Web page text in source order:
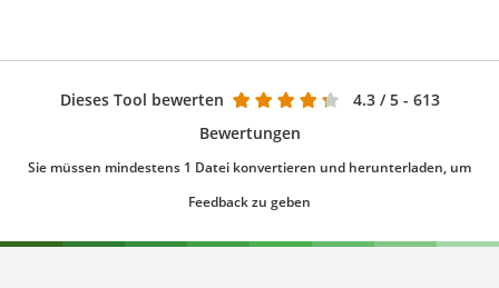
Dieses Tool bewerten 4.3 / 5 - 613
Bewertungen
Sie müssen mindestens 1 Datei konvertieren und herunterladen, um
Feedback zu geben